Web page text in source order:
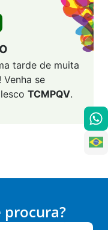
tarde de muita
se
TCMPQV.